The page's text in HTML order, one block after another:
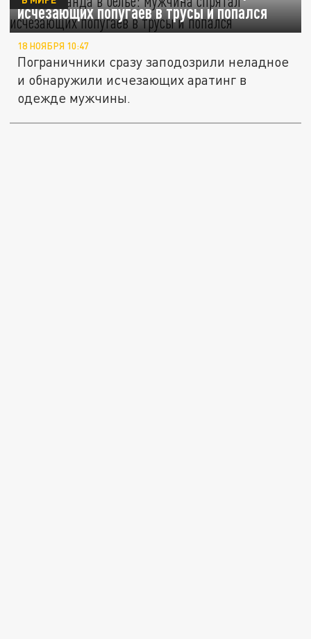
исчезающих попугаев в трусы и попался
18 НОЯБРЯ 10:47
Пограничники сразу заподозрили неладное
и обнаружили исчезающих аратинг в
одежде мужчины.